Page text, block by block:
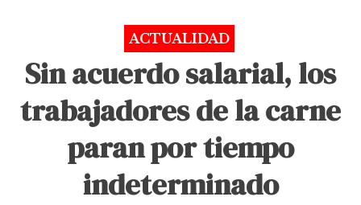
ACTUALIDAD
Sin acuerdo salarial, los
trabajadores de la carne
paran por tiempo
indeterminado